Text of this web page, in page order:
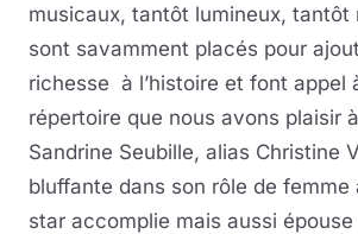
musicaux, tantôt lumineux, tantôt
sont savamment placés pour
richesse à l’histoire et font appel
répertoire que nous avons plaisir
Sandrine Seubille, alias Christine
bluffante dans son rôle de femme
star accomplie mais aussi